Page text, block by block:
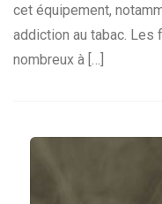
cet équipement,
addiction au tabac. Les
nombreux à […]